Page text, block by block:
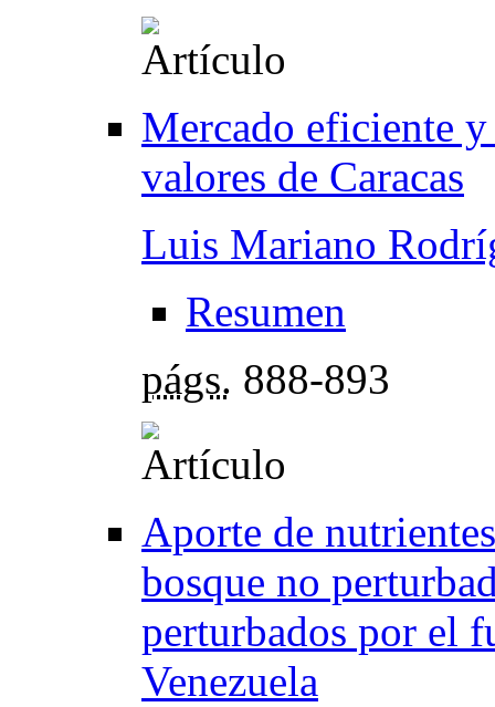
Mercado eficiente
valores de Caracas
Luis Mariano
Resumen
págs. 888-893
Aporte de
bosque no
perturbados por el
Venezuela